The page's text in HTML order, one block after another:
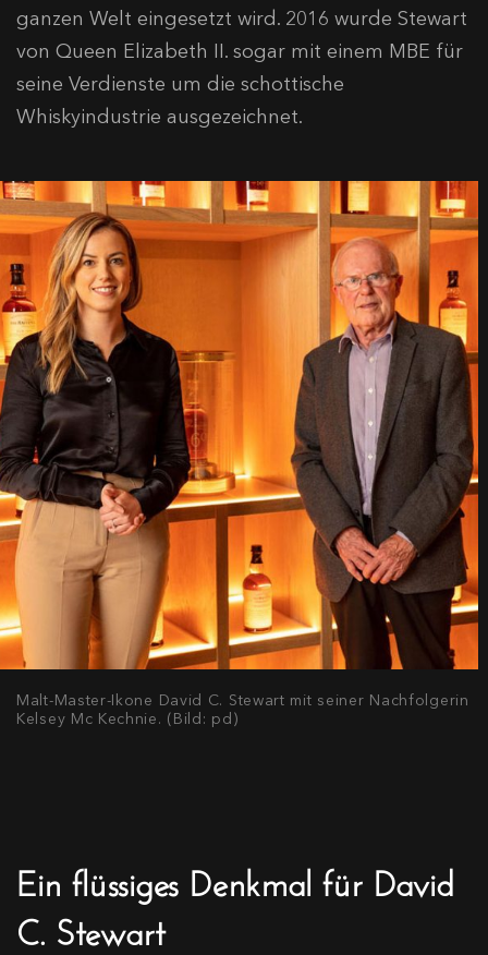
ganzen Welt eingesetzt wird. 2016 wurde Stewart
von Queen Elizabeth II. sogar mit einem MBE für
seine Verdienste um die schottische
Whiskyindustrie ausgezeichnet.
Malt-Master-Ikone David C. Stewart mit seiner Nachfolgerin
Kelsey Mc Kechnie. (Bild: pd)
Ein flüssiges Denkmal für David
C. Stewart